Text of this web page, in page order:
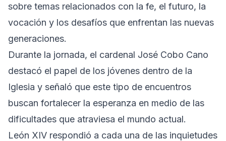
sobre temas relacionados con la fe, el futuro, la
vocación y los desafíos que enfrentan las nuevas
generaciones.
Durante la jornada, el cardenal José Cobo Cano
destacó el papel de los jóvenes dentro de la
Iglesia y señaló que este tipo de encuentros
buscan fortalecer la esperanza en medio de las
dificultades que atraviesa el mundo actual.
León XIV respondió a cada una de las inquietudes